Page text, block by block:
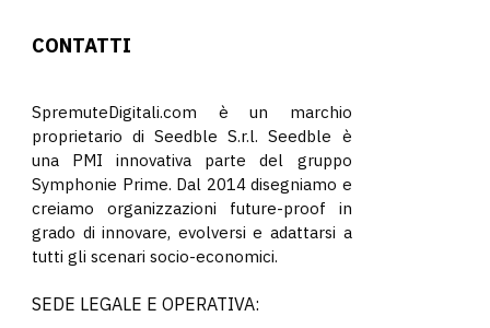
CONTATTI
SpremuteDigitali.com è un marchio
proprietario di Seedble S.r.l. Seedble è
una PMI innovativa parte del gruppo
Symphonie Prime. Dal 2014 disegniamo e
creiamo organizzazioni future-proof in
grado di innovare, evolversi e adattarsi a
tutti gli scenari socio-economici.
SEDE LEGALE E OPERATIVA: